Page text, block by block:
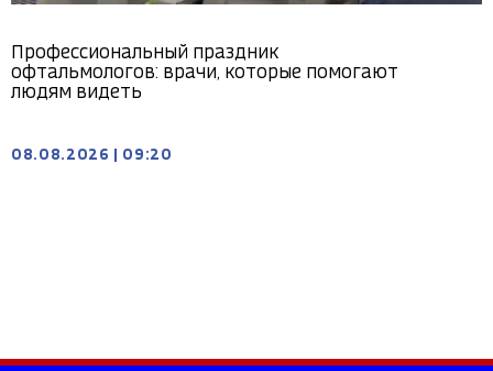
Профессиональный праздник
офтальмологов: врачи, которые помогают
людям видеть
08.08.2026 09:20